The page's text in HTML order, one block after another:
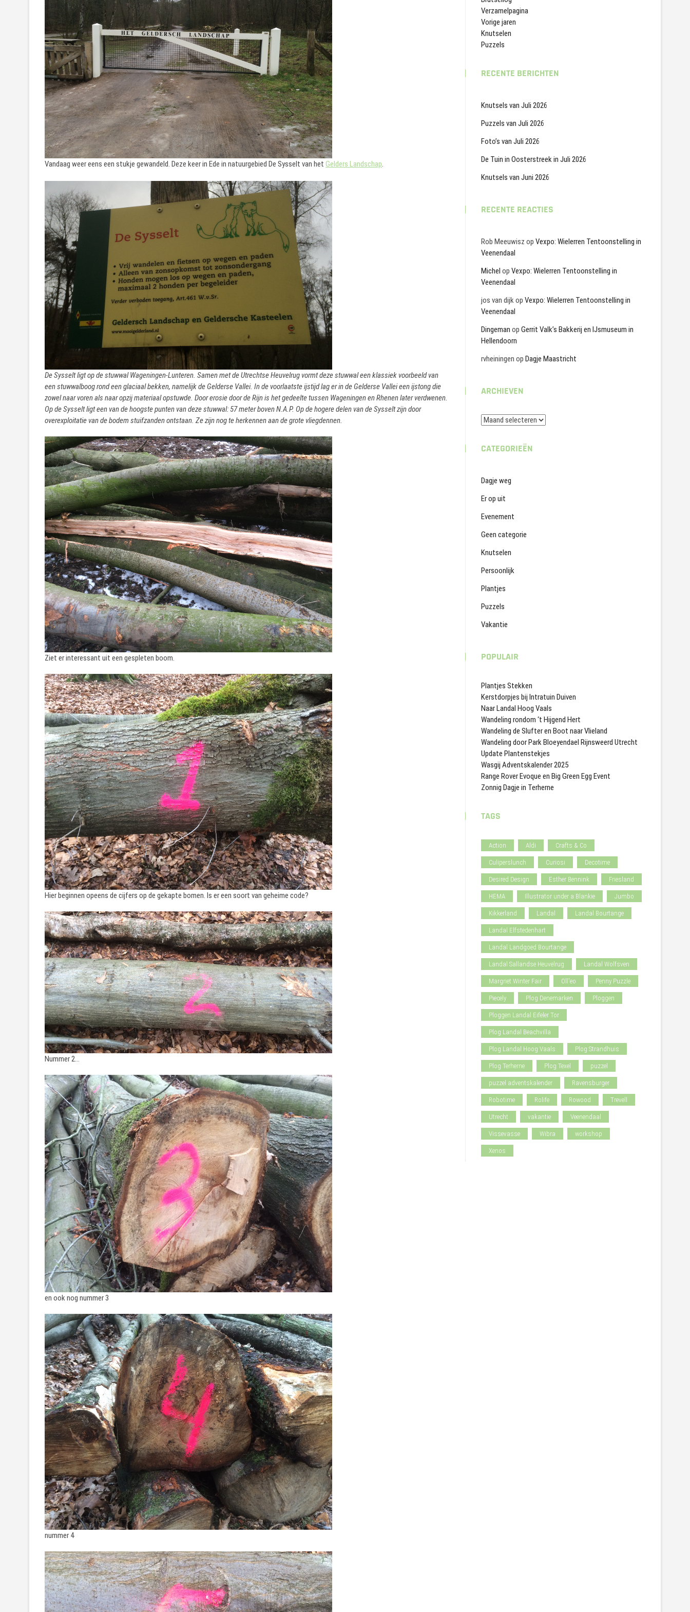
Vandaag weer eens een stukje gewandeld. Deze keer in Ede in natuurgebied De Sysselt van het Gelders Landschap.
De Sysselt ligt op de stuwwal Wageningen-Lunteren. Samen met de Utrechtse Heuvelrug vormt deze stuwwal een klassiek voorbeeld van
een stuwwalboog rond een glaciaal bekken, namelijk de Gelderse Vallei. In de voorlaatste ijstijd lag er in de Gelderse Vallei een ijstong die
zowel naar voren als naar opzij materiaal opstuwde. Door erosie door de Rijn is het gedeelte tussen Wageningen en Rhenen later verdwenen.
Op de Sysselt ligt een van de hoogste punten van deze stuwwal: 57 meter boven N.A.P. Op de hogere delen van de Sysselt zijn door
overexploitatie van de bodem stuifzanden ontstaan. Ze zijn nog te herkennen aan de grote vliegdennen.
Ziet er interessant uit een gespleten boom.
Hier beginnen opeens de cijfers op de gekapte bomen. Is er een soort van geheime code?
Nummer 2…
en ook nog nummer 3
nummer 4
Verzamelpagina
Vorige jaren
Knutselen
Puzzels
RECENTE BERICHTEN
Knutsels van Juli 2026
Puzzels van Juli 2026
Foto’s van Juli 2026
De Tuin in Oosterstreek in Juli 2026
Knutsels van Juni 2026
RECENTE REACTIES
Rob Meeuwisz op Vexpo: Wielerren Tentoonstelling in
Veenendaal
Michel op Vexpo: Wielerren Tentoonstelling in
Veenendaal
jos van dijkop Vexpo: Wielerren Tentoonstelling in
Veenendaal
Dingeman op Gerrit Valk’s Bakkerij en IJsmuseum in
Hellendoorn
rvheiningen op Dagje Maastricht
ARCHIEVEN
Archieven
CATEGORIEËN
Dagje weg
Er op uit
Evenement
Geen categorie
Knutselen
Persoonlijk
Plantjes
Puzzels
Vakantie
POPULAIR
Plantjes Stekken
Kerstdorpjes bij Intratuin Duiven
Naar Landal Hoog Vaals
Wandeling rondom ‘t Hijgend Hert
Wandeling de Slufter en Boot naar Vlieland
Wandeling door Park Bloeyendael Rijnsweerd Utrecht
Update Plantenstekjes
Wasgij Adventskalender 2025
Range Rover Evoque en Big Green Egg Event
Zonnig Dagje in Terherne
TAGS
Action Aldi Crafts & Co
Culiperslunch Curiosi Decotime
Desired Design Esther Bennink Friesland
HEMA Illustrator under a Blankie Jumbo
Kikkerland Landal Landal Bourtange
Landal Elfstedenhart
Landal Landgoed Bourtange
Landal Sallandse Heuvelrug Landal Wolfsven
Margriet Winter Fair Oll'eo Penny Puzzle
Piecely Plog Denemarken Ploggen
Ploggen Landal Eifeler Tor
Plog Landal Beachvilla
Plog Landal Hoog Vaals Plog Strandhuis
Plog Terherne Plog Texel puzzel
puzzel adventskalender Ravensburger
Robotime Rolife Rowood Trevell
Utrecht vakantie Veenendaal
Vissevasse Wibra workshop
Xenos